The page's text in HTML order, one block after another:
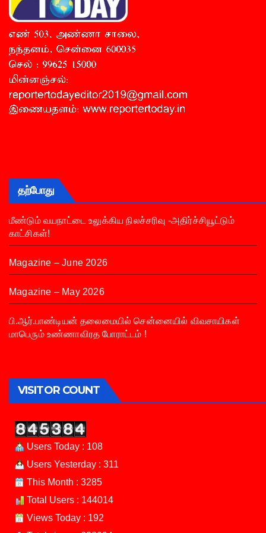
தற்போது
மீண்டும் வயநாட்டை உலுக்கிய நிலச்சரிவு -அதிர்ச்சியூட்டும்
காட்சிகள்!
Magazine – June 2026
Magazine – May 2026
பி.ஆர்.பாண்டியன் தலைமையில் சென்னையில் விவசாயிகள்
மாபெரும் உண்ணாவிரத போராட்டம் !
VISITOR COUNT
Users Today : 108
Users Yesterday : 311
This Month : 3285
Total Users : 144014
Views Today : 192